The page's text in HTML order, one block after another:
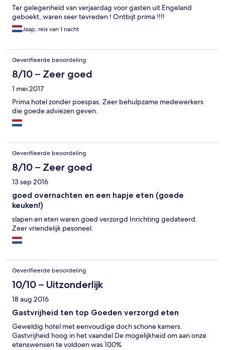
Ter gelegenheid van verjaardag voor gasten uit Engeland
geboekt, waren seer tevreden ! Ontbijt prima !!!!
Jaap, reis van 1 nacht
Geverifieerde beoordeling
8/10 – Zeer goed
1 mei 2017
Prima hotel zonder poespas. Zeer behulpzame medewerkers
die goede adviezen geven.
Geverifieerde beoordeling
8/10 – Zeer goed
13 sep 2016
goed overnachten en een hapje eten (goede
keuken!)
slapen en eten waren goed verzorgd Inrichting gedateerd.
Zeer vriendelijk pesoneel.
Geverifieerde beoordeling
10/10 – Uitzonderlijk
18 aug 2016
Gastvrijheid ten top Goeden verzorgd eten
Geweldig hotel met eenvoudige doch schone kamers.
Gastvrijheid hoog in het vaandel De mogelijkheid om aan onze
etenswensen te voldoen was 100%